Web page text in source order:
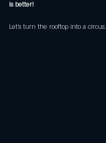
is better!
Let’s turn the rooftop into a circus.